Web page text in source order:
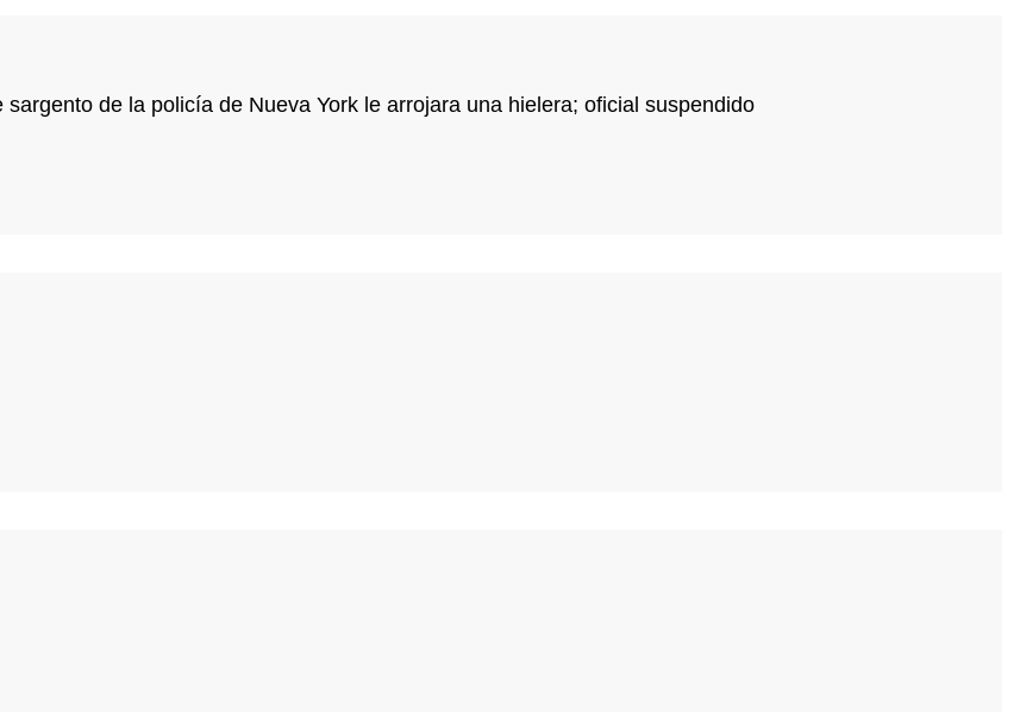
de la policía de Nueva York le arrojara una hielera; oficial suspendido